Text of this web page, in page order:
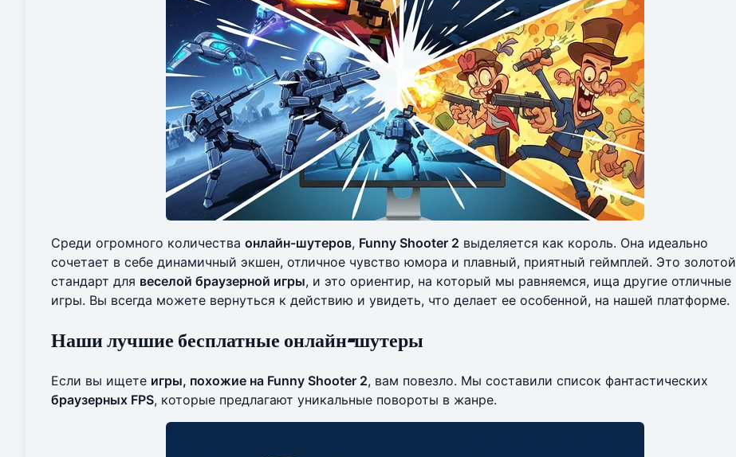
Среди огромного количества онлайн-шутеров, Funny Shooter 2 выделяется как король. Она идеально
сочетает в себе динамичный экшен, отличное чувство юмора и плавный, приятный геймплей. Это золотой
стандарт для веселой браузерной игры, и это ориентир, на который мы равняемся, ища другие отличные
игры. Вы всегда можете вернуться к действию и увидеть, что делает ее особенной, на нашей платформе.
Наши лучшие бесплатные онлайн-шутеры
Если вы ищете игры, похожие на Funny Shooter 2, вам повезло. Мы составили список фантастических
браузерных FPS, которые предлагают уникальные повороты в жанре.